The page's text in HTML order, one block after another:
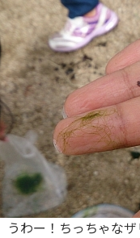
うわー！ちっちゃな